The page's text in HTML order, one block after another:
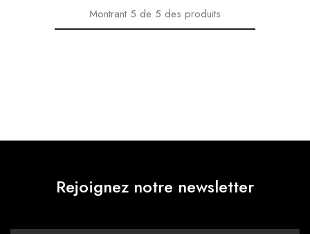
Montrant 5 de 5 des produits
Rejoignez notre newsletter